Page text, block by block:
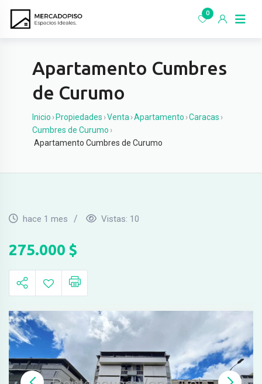
0
Apartamento Cumbres
de Curumo
Inicio › Propiedades ›Venta ›Apartamento ›Caracas ›
Cumbres de Curumo ›
Apartamento Cumbres de Curumo
hace 1 mes Vistas: 10
275.000 $